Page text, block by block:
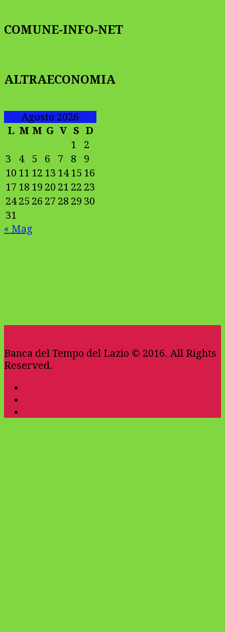
COMUNE-INFO-NET
ALTRAECONOMIA
Agosto 2026
L M M G V S D
1
2
3
4 5 6 7 8
9
10 11 12 13 14 15 16
17 18 19 20 21 22 23
24 25 26 27 28 29 30
31
« Mag
Banca del Tempo del Lazio © 2016. All Rights
Reserved.